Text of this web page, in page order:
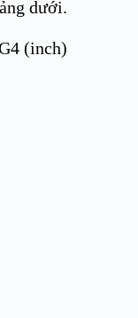
dưới.
(inch)